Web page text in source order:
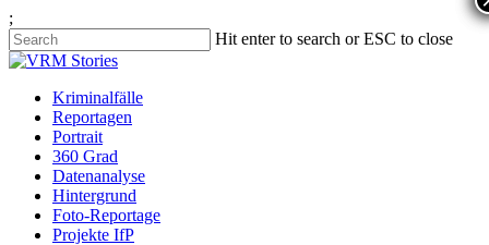
;
Hit enter to search or ESC to close
Kriminalfälle
Reportagen
Portrait
360 Grad
Datenanalyse
Hintergrund
Foto-Reportage
Projekte IfP